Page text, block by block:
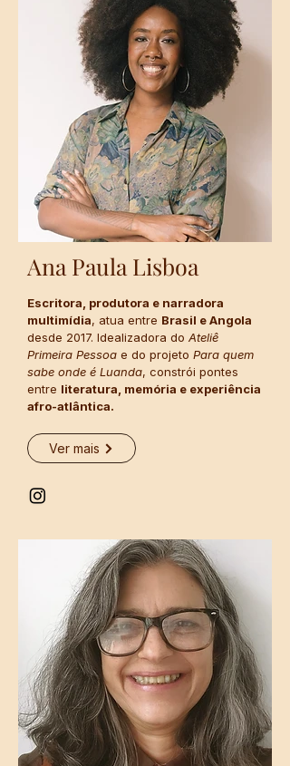
Ana Paula Lisboa
Escritora, produtora e narradora
multimídia, atua entre Brasil e Angola
desde 2017. Idealizadora do Ateliê
Primeira Pessoa e do projeto Para quem
sabe onde é Luanda, constrói pontes
entre literatura, memória e experiência
afro-atlântica.
Ver mais